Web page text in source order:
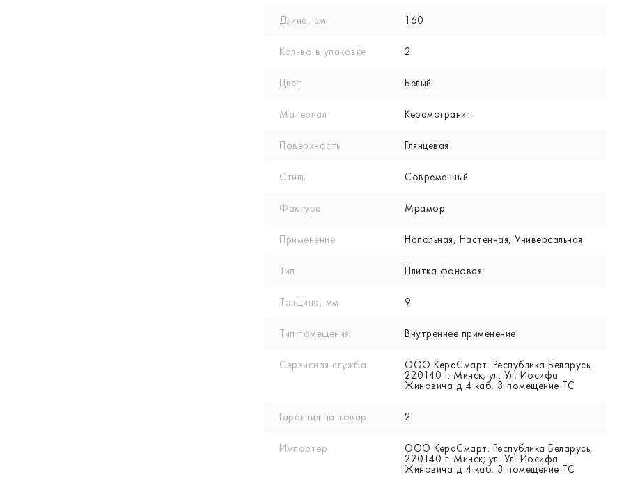
Длина, см 160
Кол-вo в упаковке 2
Цвет Белый
Материал Керамогранит
Поверхность Глянцевая
Стиль Современный
Фактура Мрамор
Применение Напольная, Настенная, Универсальная
Тип Плитка фоновая
Толщина, мм 9
Тип помещения Внутреннее применение
Сервисная служба
ООО КераСмарт. Республика Беларусь,
220140 г. Минск; ул. Ул. Иосифа
Жиновича д 4 каб. 3 помещение ТС
Гарантия на товар 2
Импортер
ООО КераСмарт. Республика Беларусь,
220140 г. Минск; ул. Ул. Иосифа
Жиновича д 4 каб. 3 помещение ТС